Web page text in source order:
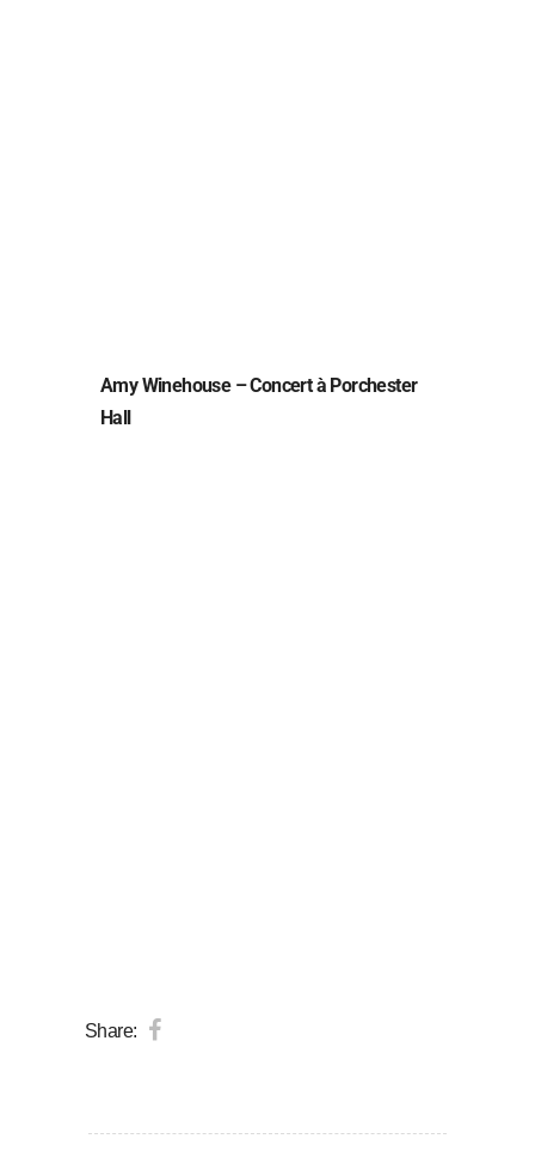
Amy Winehouse – Concert à Porchester
Hall
Share: